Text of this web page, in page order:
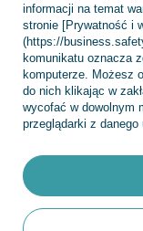
Konto
INFORMACJE
informacji na temat
stronie [Prywatność i
(https://
komunikatu oznacza
komputerze. Możesz
do nich klikając w
wycofać w dowolnym
przeglądarki z